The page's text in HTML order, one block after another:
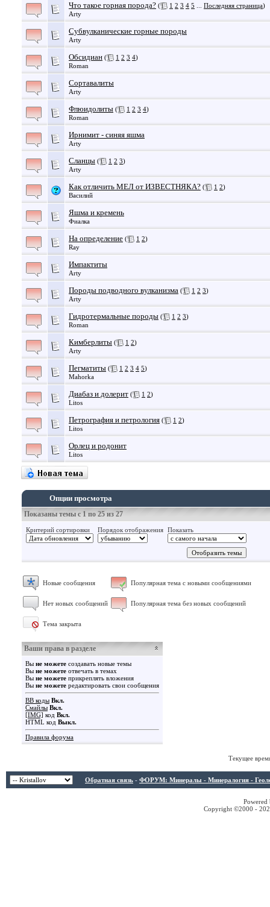
Что такое горная порода? ( 1 2 3 4 5 Последняя страница)
Arty
Субвулканические горные породы
Arty
Обсидиан ( 1 2 3 4)
Roman
Сортавалиты
Arty
Флюидолиты ( 1 2 3 4)
Roman
Ирнимит - синяя яшма
Arty
Сланцы ( 1 2 3)
Arty
Как отличить МЕЛ от ИЗВЕСТНЯКА? ( 1 2)
Василий
Яшма и кремень
Фиалка
На определение ( 1 2)
Ray
Импактиты
Arty
Породы подводного вулканизма ( 1 2 3)
Arty
Гидротермальные породы ( 1 2 3)
Roman
Кимберлиты ( 1 2)
Arty
Пегматиты ( 1 2 3 4 5)
Mahorka
Диабаз и долерит ( 1 2)
Litos
Петрография и петрология ( 1 2)
Litos
Орлец и родонит
Litos
Опции просмотра
Показаны темы с 1 по 25 из 27
Критерий сортировки Порядок отображения Показать
Новые сообщения Популярная тема с новыми сообщениями
Нет новых сообщений Популярная тема без новых сообщений
Тема закрыта
Ваши права в разделе
Вы не можете создавать новые темы
Вы не можете отвечать в темах
Вы не можете прикреплять вложения
Вы не можете редактировать свои сообщения
BB коды Вкл.
Смайлы Вкл.
[IMG] код Вкл.
HTML код Выкл.
Правила форума
Текущее
Обратная связь - ФОРУМ: Минералы - Минералогия -
Copyright ©2000 -